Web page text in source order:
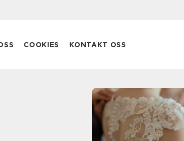
COOKIES KONTAKT OSS